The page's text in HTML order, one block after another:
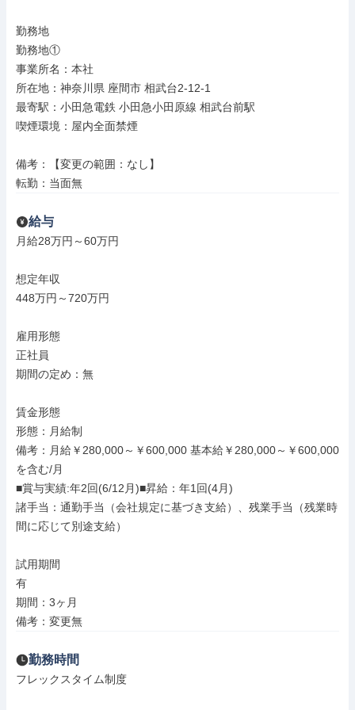
勤務地
勤務地①
事業所名：本社
所在地：神奈川県 座間市 相武台2-12-1
最寄駅：小田急電鉄 小田急小田原線 相武台前駅
喫煙環境：屋内全面禁煙
備考：【変更の範囲：なし】
転勤：当面無
給与
月給28万円～60万円
想定年収
448万円～720万円
雇用形態
正社員
期間の定め：無
賃金形態
形態：月給制
備考：月給￥280,000～￥600,000 基本給￥280,000～￥600,000
を含む/月
■賞与実績:年2回(6/12月)■昇給：年1回(4月)
諸手当：通勤手当（会社規定に基づき支給）、残業手当（残業時
間に応じて別途支給）
試用期間
有
期間：3ヶ月
備考：変更無
勤務時間
フレックスタイム制度